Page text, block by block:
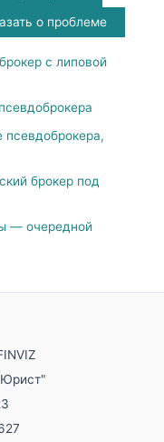
о проблеме
с липовой
псевдоброкера,
брокер под
— очередной